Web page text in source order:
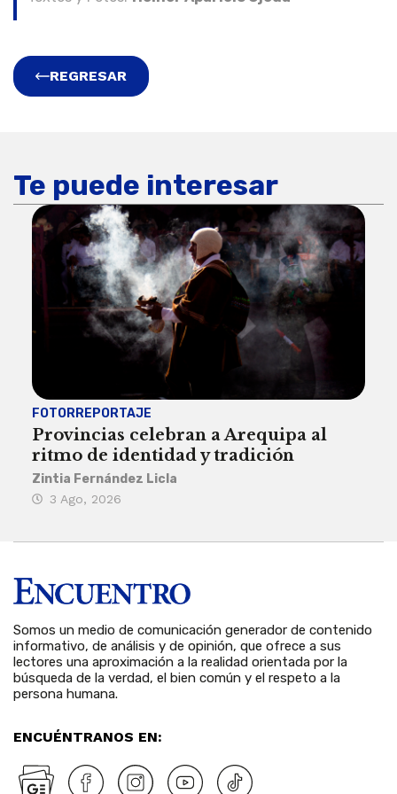
REGRESAR
Te puede interesar
FOTORREPORTAJE
Provincias celebran a Arequipa al
ritmo de identidad y tradición
Zintia Fernández Licla
3 Ago, 2026
Somos un medio de comunicación generador de contenido
informativo, de análisis y de opinión, que ofrece a sus
lectores una aproximación a la realidad orientada por la
búsqueda de la verdad, el bien común y el respeto a la
persona humana.
ENCUÉNTRANOS EN: